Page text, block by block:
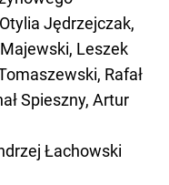
Jędrzejczak,
Leszek
Rafał
Spieszny, Artur
Łachowski